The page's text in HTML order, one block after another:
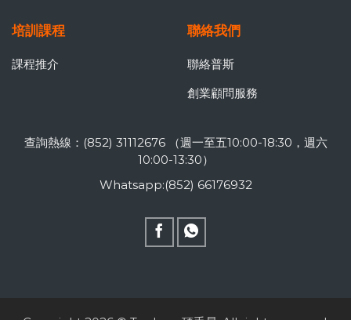
培訓課程
課程推介
聯絡我們
聯絡普斯
創業顧問服務
查詢熱線：(852) 31112676 （週一至五10:00-18:30，週六
10:00-13:30）
Whatsapp:(852) 66176932